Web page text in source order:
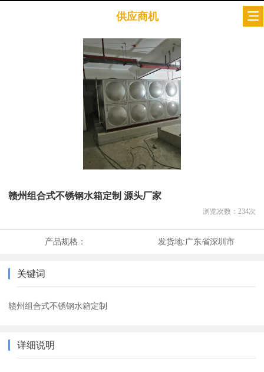
供应商机
赣州组合式不锈钢水箱定制 源头厂家
浏览次数： 234次
产品规格： 发货地:广东省深圳市
关键词
赣州组合式不锈钢水箱定制
详细说明